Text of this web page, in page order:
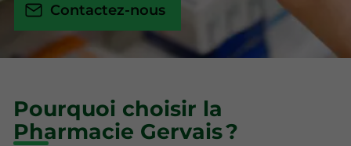
Contactez-nous
Pourquoi choisir la
Pharmacie Gervais ?